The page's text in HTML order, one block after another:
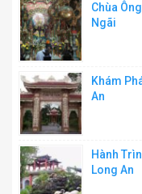
Chùa
Ngãi
Khám
An
Hành
Long An